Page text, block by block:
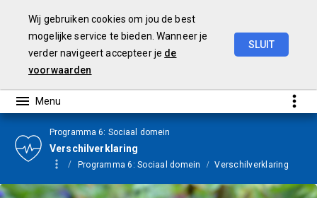
Wij gebruiken cookies om jou de best
mogelijke service te bieden. Wanneer je
verder navigeert accepteer je de
voorwaarden
SLUIT
Programma 6: Sociaal domein
Verschilverklaring
Programma 6: Sociaal domein Verschilverklaring